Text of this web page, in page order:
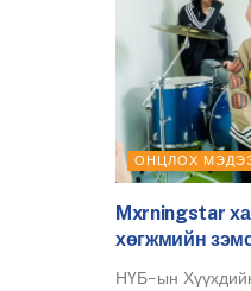
ОНЦЛОХ
Mxrningstar
хөгжмийн
НҮБ-ын